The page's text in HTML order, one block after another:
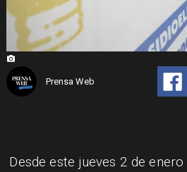
Prensa Web
Desde este jueves 2 de enero